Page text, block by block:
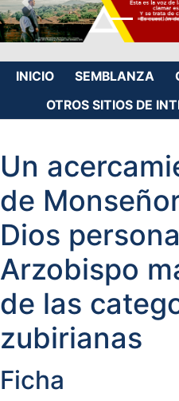
INICIO SEMBLANZA
OTROS SITIOS DE
Un
de
Dios
Arzobispo
de las
zubirianas
Ficha